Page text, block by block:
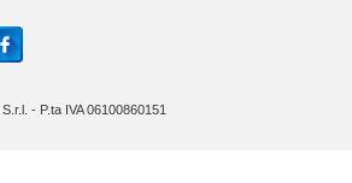
- P.ta IVA 06100860151